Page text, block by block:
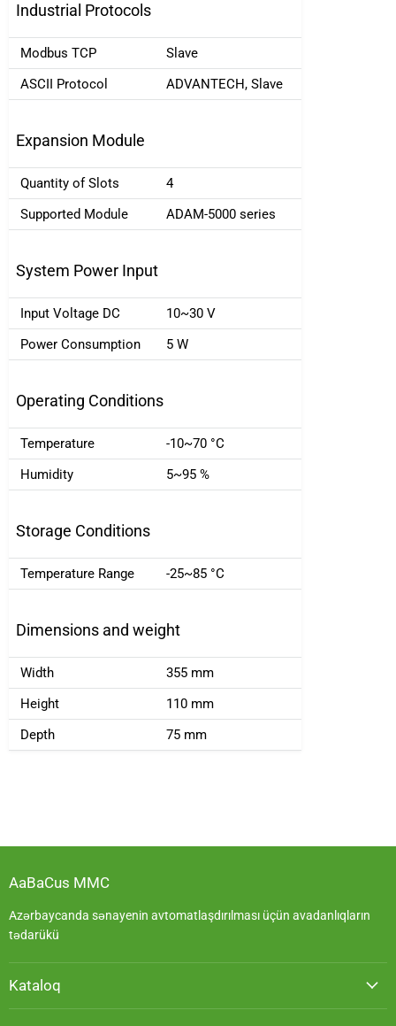
Industrial Protocols
Modbus TCP
Slave
ASCII Protocol
ADVANTECH, Slave
Expansion Module
Quantity of Slots
4
Supported Module
ADAM-5000 series
System Power Input
Input Voltage DC
10~30 V
Power Consumption
5 W
Operating Conditions
Temperature
-10~70 °C
Humidity
5~95 %
Storage Conditions
Temperature Range -25~85 °C
Dimensions and weight
Width
355 mm
Height
110 mm
Depth
75 mm
AaBaCus MMC
Azərbaycanda sənayenin avtomatlaşdırılması üçün avadanlıqların
tədarükü
Kataloq